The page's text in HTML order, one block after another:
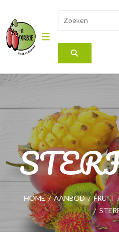
HOME / AANBOD / FRUIT
/